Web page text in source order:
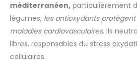
méditerranéen, particulièrement
légumes, les antioxydants
maladies cardiovasculaires. Ils
libres, responsables du stress
cellulaires.